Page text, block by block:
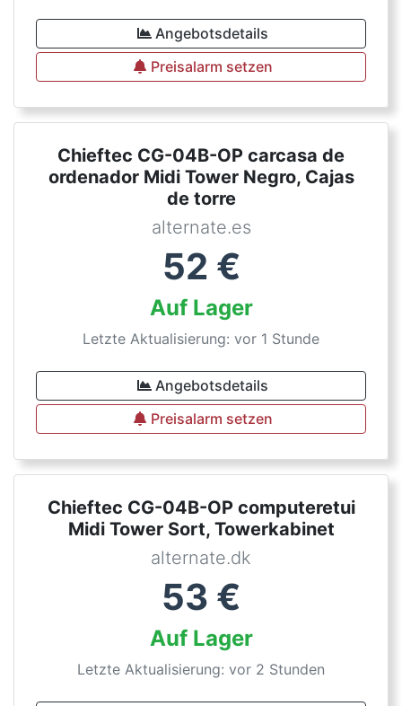
Angebotsdetails
Preisalarm setzen
Chieftec CG-04B-OP carcasa de
ordenador Midi Tower Negro, Cajas
de torre
alternate.es
52 €
Auf Lager
Letzte Aktualisierung: vor 1 Stunde
Angebotsdetails
Preisalarm setzen
Chieftec CG-04B-OP computeretui
Midi Tower Sort, Towerkabinet
alternate.dk
53 €
Auf Lager
Letzte Aktualisierung: vor 2 Stunden